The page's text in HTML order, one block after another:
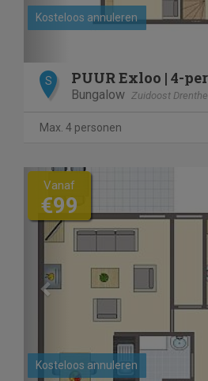
Kosteloos annuleren
S
Bungalow Zuidoost Drenthe
Max. 4 personen
Previous
Kosteloos annuleren
Vanaf
€99